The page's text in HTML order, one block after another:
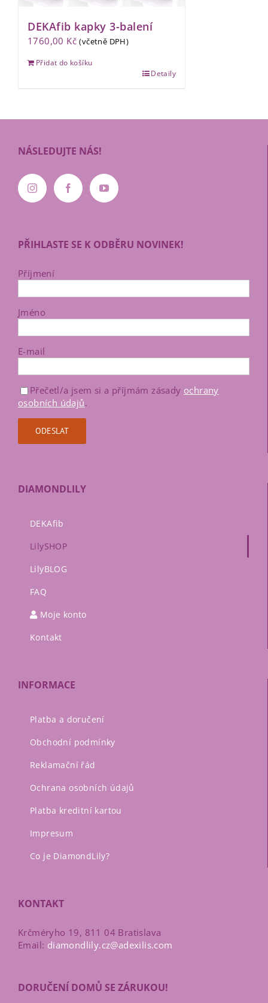
DEKAfib kapky 3-balení
1760,00 Kč (včetně DPH)
Přidat do košíku
Detaily
NÁSLEDUJTE NÁS!
PŘIHLASTE SE K ODBĚRU NOVINEK!
Příjmení
Jméno
E-mail
Přečetl/a jsem si a příjmám zásady ochrany
osobních údajů.
DIAMONDLILY
DEKAfib
LilySHOP
LilyBLOG
FAQ
Moje konto
Kontakt
INFORMACE
Platba a doručení
Obchodní podmínky
Reklamační řád
Ochrana osobních údajů
Platba kreditní kartou
Impresum
Co je DiamondLily?
KONTAKT
Krčméryho 19, 811 04 Bratislava
Email: diamondlily.cz@adexilis.com
DORUČENÍ DOMŮ SE ZÁRUKOU!